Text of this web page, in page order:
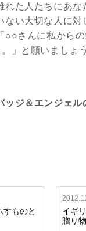
た人たちにあ
い大切な人に
○○さんに私から
」と願いましょう
ジ＆エンジェ
ものと
イギ
贈り